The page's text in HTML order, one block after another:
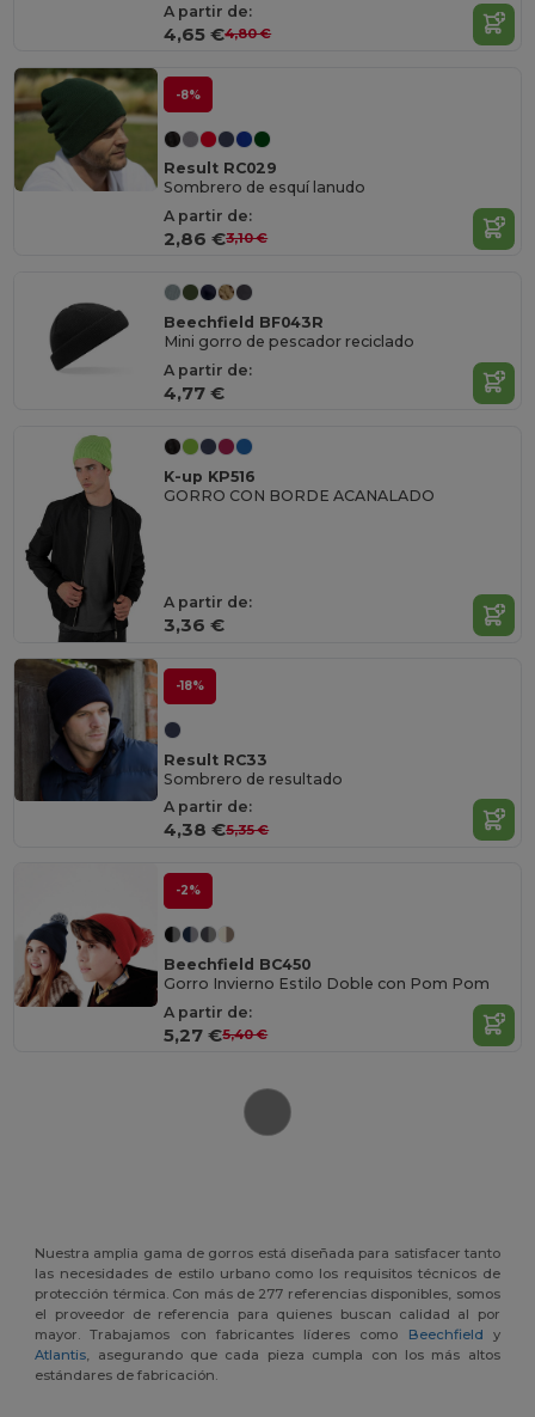
A partir de:
4,65 €4,80 €
-8%
Result RC029
Sombrero de esquí lanudo
A partir de:
2,86 €3,10 €
Beechfield BF043R
Mini gorro de pescador reciclado
A partir de:
4,77 €
K-up KP516
GORRO CON BORDE ACANALADO
A partir de:
3,36 €
-18%
Result RC33
Sombrero de resultado
A partir de:
4,38 €5,35 €
-2%
Beechfield BC450
Gorro Invierno Estilo Doble con Pom Pom
A partir de:
5,27 €5,40 €
Nuestra amplia gama de gorros está diseñada para satisfacer tanto
las necesidades de estilo urbano como los requisitos técnicos de
protección térmica. Con más de 277 referencias disponibles, somos
el proveedor de referencia para quienes buscan calidad al por
mayor. Trabajamos con fabricantes líderes como
Beechfield y
Atlantis, asegurando que cada pieza cumpla con los más altos
estándares de fabricación.